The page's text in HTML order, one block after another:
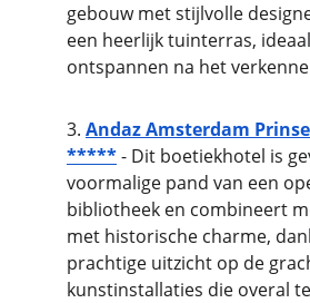
gebouw met stijlvolle
een heerlijk tuinterras,
ontspannen na het
3. Andaz Amsterdam
***** - Dit boetiekhotel is
voormalige pand van een
bibliotheek en combineert
met historische charme,
prachtige uitzicht op de
kunstinstallaties die overal